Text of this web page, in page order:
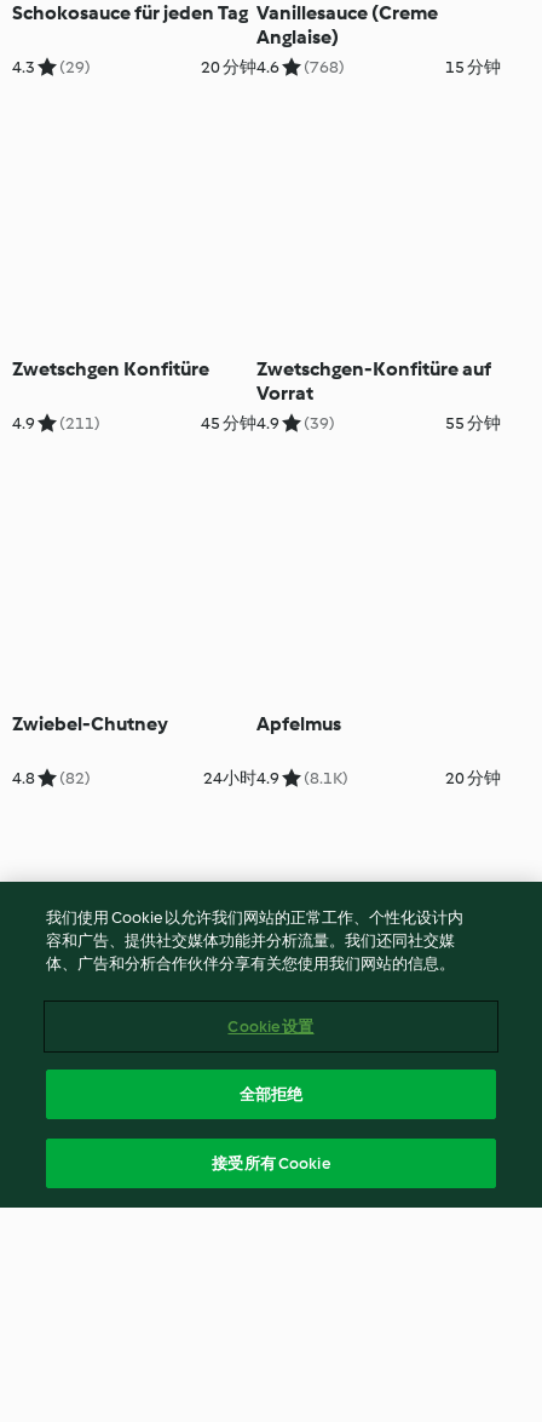
Schokosauce für jeden Tag
4.3 (29) 20 分钟
Vanillesauce (Creme
Anglaise)
4.6 (768) 15 分钟
Zwetschgen Konfitüre
4.9 (211) 45 分钟
Zwetschgen-Konfitüre auf
Vorrat
4.9 (39) 55 分钟
Zwiebel-Chutney
4.8 (82) 24小时
Apfelmus
4.9 (8.1K) 20 分钟
我们使用 Cookie 以允许我们网站的正常工作、个性化设计内
容和广告、提供社交媒体功能并分析流量。我们还同社交媒
体、广告和分析合作伙伴分享有关您使用我们网站的信息。
Cookie 设置
全部拒绝
接受所有 Cookie